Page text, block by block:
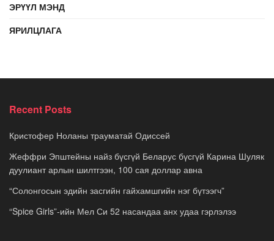
ЭРҮҮЛ МЭНД
ЯРИЛЦЛАГА
Recent Posts
Кристофер Ноланы трауматай Одиссей
Жеффри Эпштейны найз бүсгүй Беларус бүсгүй Карина Шуляк
дуулиант арлын шилтгээн, 100 сая доллар авна
“Солонгосын эдийн засгийн гайхамшгийн нэг бүтээгч”
“Spice Girls”-ийн Мел Си 52 насандаа анх удаа гэрлэлээ